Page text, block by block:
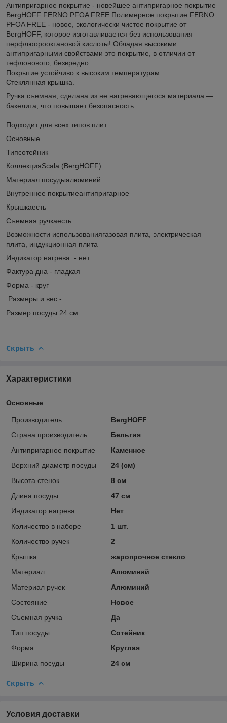
Антипригарное покрытие - новейшее антипригарное покрытие
BergHOFF FERNO PFOA FREE Полимерное покрытие FERNO
PFOA FREE - новое, экологически чистое покрытие от
BergHOFF, которое изготавливается без использования
перфлюорооктановой кислоты! Обладая высокими
антипригарными свойствами это покрытие, в отличии от
тефлонового, безвредно.
Покрытие устойчиво к высоким температурам.
Стеклянная крышка.
Ручка съемная, сделана из не нагревающегося материала —
бакелита, что повышает безопасность.
Подходит для всех типов плит.
Основные
Типсотейник
КоллекцияScala (BergHOFF)
Материал посудыалюминий
Внутреннее покрытиеантипригарное
Крышкаесть
Съемная ручкаесть
Возможности использованиягазовая плита, электрическая
плита, индукционная плита
Индикатор нагрева - нет
Фактура дна - гладкая
Форма - круг
Размеры и вес -
Размер посуды 24 см
Скрыть
Характеристики
Основные
Производитель
BergHOFF
Страна производитель
Бельгия
Антипригарное покрытие
Каменное
Верхний диаметр посуды
24 (см)
Высота стенок
8 см
Длина посуды
47 см
Индикатор нагрева
Нет
Количество в наборе
1 шт.
Количество ручек
2
Крышка
жаропрочное стекло
Материал
Алюминий
Материал ручек
Алюминий
Состояние
Новое
Съемная ручка
Да
Тип посуды
Сотейник
Форма
Круглая
Ширина посуды
24 см
Скрыть
Условия доставки